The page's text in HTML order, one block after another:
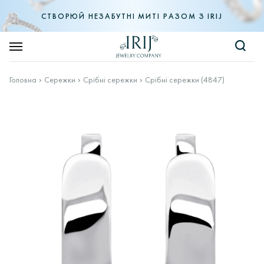
СТВОРЮЙ НЕЗАБУТНІ МИТІ РАЗОМ З IRIJ
Головна Сережки Срібні сережки Срібні сережки (4847)